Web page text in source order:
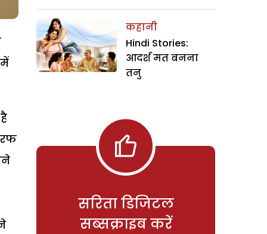
कहानी
Hindi Stories:
आदर्श मत बनना
तनु
सरिता डिजिटल
सब्सक्राइब करें